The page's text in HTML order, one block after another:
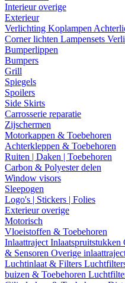
Interieur overige
Exterieur
Verlichting Koplampen
Corner lichten Lampensets
Bumperlippen
Bumpers
Grill
Spiegels
Spoilers
Side Skirts
Carrosserie reparatie
Zijschermen
Motorkappen & Toebehoren
Achterkleppen & Toebehoren
Ruiten | Daken | Toebehoren
Carbon & Polyester delen
Window visors
Sleepogen
Logo's | Stickers | Folies
Exterieur overige
Motorisch
Vloeistoffen & Toebehoren
Inlaattraject Inlaatspruitstukken
& Sensoren Overige
Luchtinlaat & Filters
buizen & Toebehoren